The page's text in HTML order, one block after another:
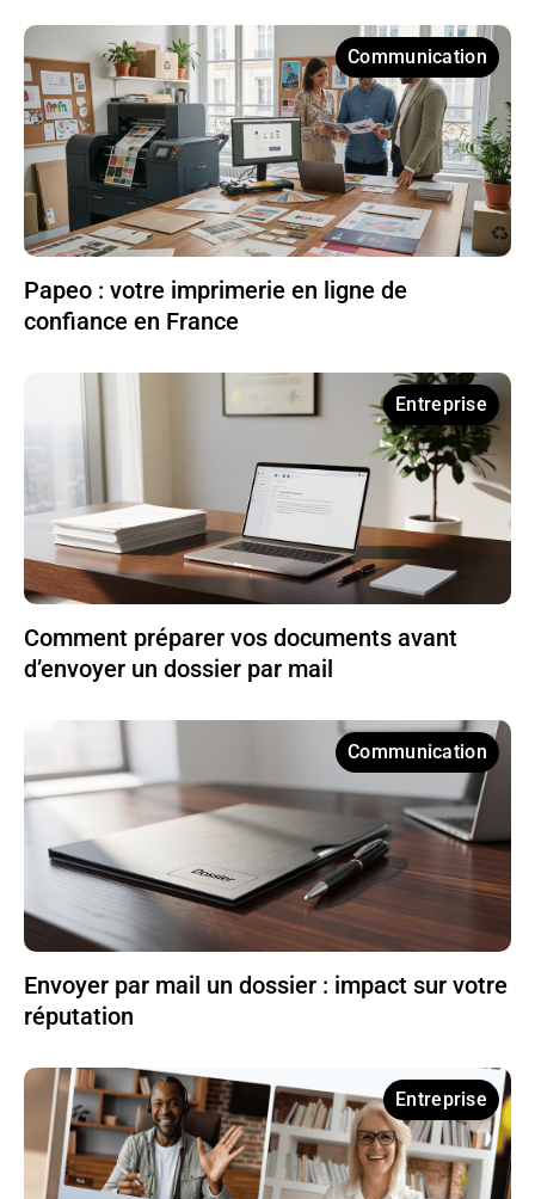
Communication
Papeo : votre imprimerie en ligne de
confiance en France
Entreprise
Comment préparer vos documents avant
d’envoyer un dossier par mail
Communication
Envoyer par mail un dossier : impact sur votre
réputation
Entreprise